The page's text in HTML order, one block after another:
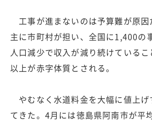
工事が進まないのは予算難が原因
主に市町村が担い、全国に1,400の
人口減少で収入が減り続けている
以上が赤字体質とされる。
やむなく水道料金を大幅に値上げ
てきた。4月には徳島県阿南市が平